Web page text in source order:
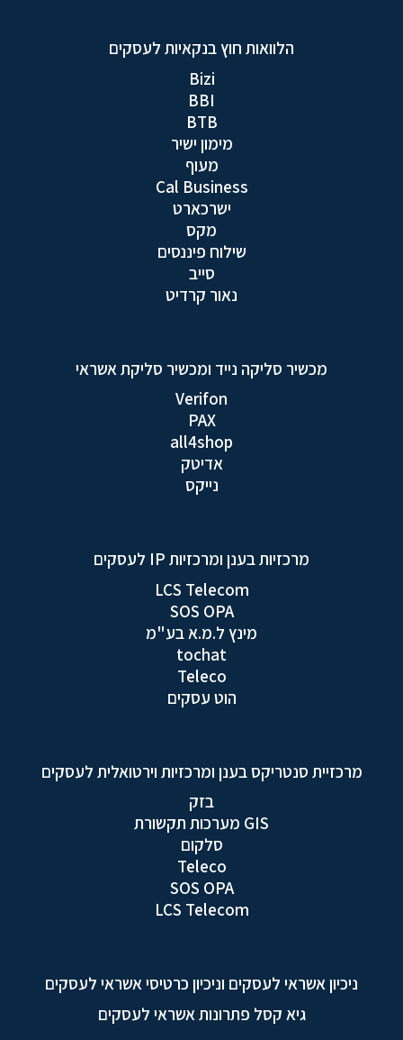
הלוואות חוץ בנקאיות לעסקים
Bizi
BBI
BTB
מימון ישיר
מעוף
Cal Business
ישרכארט
מקס
שילוח פיננסים
סייב
נאור קרדיט
מכשיר סליקה נייד ומכשיר סליקת אשראי
Verifon
PAX
all4shop
אדיטק
נייקס
מרכזיות בענן ומרכזיות IP לעסקים
LCS Telecom
SOS OPA
מינץ ל.מ.א בע"מ
tochat
Teleco
הוט עסקים
מרכזיית סנטריקס בענן ומרכזיות וירטואלית לעסקים
בזק
GIS מערכות תקשורת
סלקום
Teleco
SOS OPA
LCS Telecom
ניכיון אשראי לעסקים וניכיון כרטיסי אשראי לעסקים
גיא קסל פתרונות אשראי לעסקים